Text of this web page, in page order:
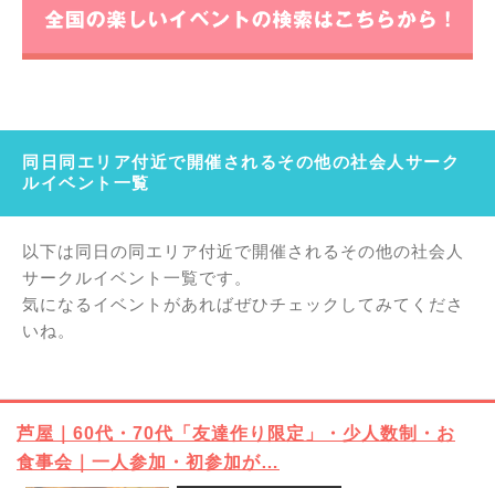
同日同エリア付近で開催されるその他の社会人サーク
ルイベント一覧
以下は同日の同エリア付近で開催されるその他の社会人
サークルイベント一覧です。
気になるイベントがあればぜひチェックしてみてくださ
いね。
芦屋｜60代・70代「友達作り限定」・少人数制・お
食事会｜一人参加・初参加が…